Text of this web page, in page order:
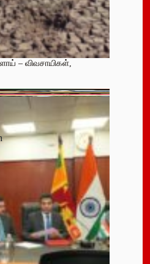
– விவசாயிகள்,
திடீர் ராஜினாமா!
comment.